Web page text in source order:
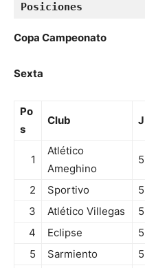
Posiciones
Copa Campeonato
Sexta
Po
s
Club J
1
Atlético
Ameghino
5
2 Sportivo 5
3
Atlético Villegas 5
4
Eclipse 5
5
Sarmiento 5